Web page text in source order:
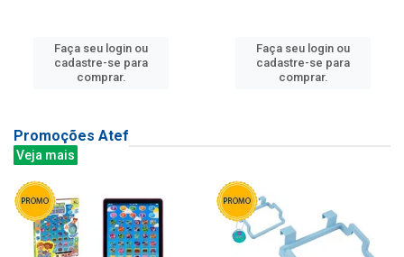
Faça seu login ou
cadastre-se para
comprar.
Faça seu login ou
cadastre-se para
comprar.
Promoções Atef
Veja mais